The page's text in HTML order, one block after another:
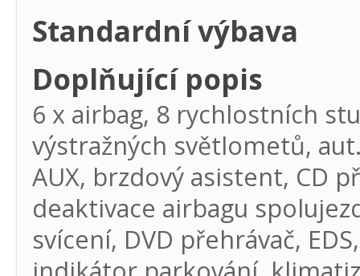
Standardní výbava
Doplňující popis
6 x airbag, 8 rychlostních
výstražných světlometů,
AUX, brzdový asistent, CD
deaktivace airbagu
svícení, DVD přehrávač,